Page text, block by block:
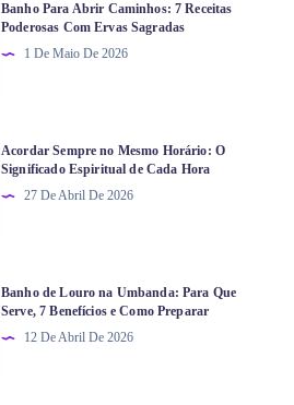
Banho Para Abrir Caminhos: 7 Receitas
Poderosas Com Ervas Sagradas
1 De Maio De 2026
Acordar Sempre no Mesmo Horário: O
Significado Espiritual de Cada Hora
27 De Abril De 2026
Banho de Louro na Umbanda: Para Que
Serve, 7 Benefícios e Como Preparar
12 De Abril De 2026